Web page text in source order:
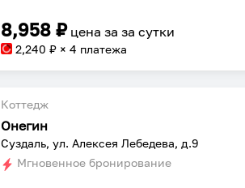
8,958 ₽ цена заза сутки
2,240 ₽ × 4 платежа
Коттедж
Онегин
Суздаль, ул. Алексея Лебедева, д.9
Мгновенное бронирование